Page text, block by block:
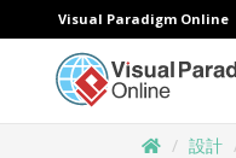
Visual Paradigm Online
設計